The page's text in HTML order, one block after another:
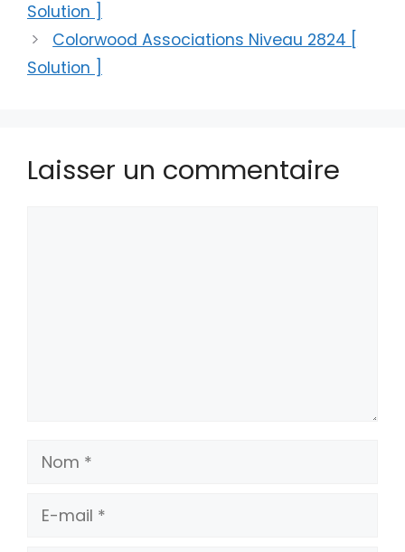
Solution ]
Colorwood Associations Niveau 2824 [
Solution ]
Laisser un commentaire
Nom
E-